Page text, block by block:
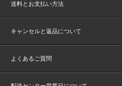
送料とお支払い方法
キャンセルと返品について
よくあるご質問